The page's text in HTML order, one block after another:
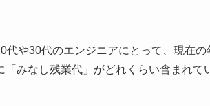
代や30代のエンジニアにとって、現在
「みなし残業代」がどれくらい含まれ